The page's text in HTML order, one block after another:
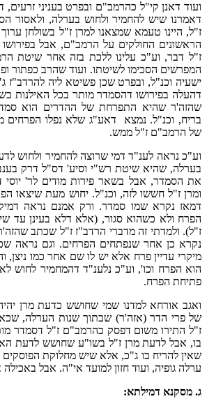
ועוד דאנן קי"ל כהרמב"ם ובפרט בעניני
דאמרנו שיש להחמיר ולחוש בערלה, ולאסור
ז"ל, היינו טעמא שמצאנו למרן ז"ל בשולחן
הראשונים החולקים על הרמב"ם, אבל
ז"ל דבר, וע"כ עלינו ללכת בזה אחר שיטת
המפרשים הסכימו לשיטתו. ועוד שהרב כפתור
ישעיה וכנ"ל, ובפרט שכן פשיטא ליה
דהעלה בפירושו דהסמדר מותר בכל האילנות
שהזה'ר שהיא התפרחת של ההדרים הוא
בריח, וכנ"ל. נמצא דאע"ג שלא נפלו הפרחים
של הרמב"ם ז"ל ממש.
וע"כ נראה לענ"ד דמי שרוצה להחמיר ולחוש
בערלה, שהיא שיטת רש"י וסיע' דס"ל דרק
את הסמדר, אבל בשאר פירות מודים לר' יוסי
ומרן ז"ל חששו לזה, וכנ"ל. יחוש מעת שיצאו
דמאז נקרא שמו סמדר. ורק אמנם נראה
הפרח ולא כשהוא סגור, (אלא דלא בעינן עד
ז"ל). ולמדתי זה מדברי הרדב"ז ז"ל שכתב
נקרא כן אחר שנפתחים הפרחים. וגם נראה
מיקרי עדיין פרח אלא יש לו שם אחר כמו
הוא הפרח וכו', וע"כ נלענ"ד דהמחמיר לחוש
פתיחת הפרח.
ואגב אורחא למדנו שמי שחושש כדעת מרן
של פרי הדר (אזה'ר) שבתוך שנות הערלה,
ז"ל התירו משום דפסק כהרמב"ם ז"ל דסמדר
בו, אבל לדעת מרן ז"ל בשו"ע שחושש לדעת
שאין להריח בו ג"כ, אלא שיש מחלוקת
ערלה גופיה, ועוד חזון למועד אי"ה. אבל
ג. מסקנא דמילתא: